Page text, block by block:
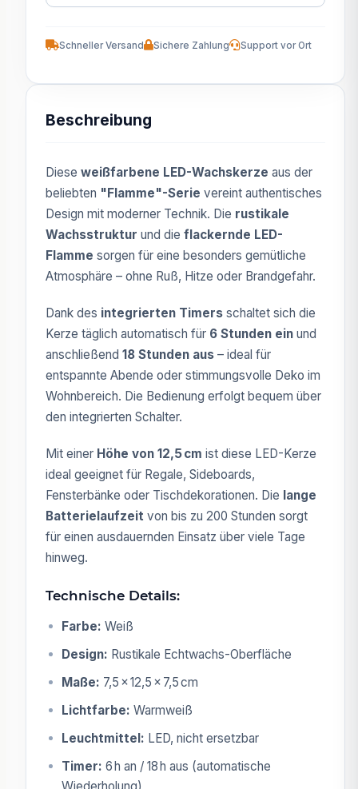
Schneller Versand Sichere Zahlung Support vor Ort
Beschreibung
Diese weißfarbene LED-Wachskerze aus der
beliebten "Flamme"-Serie vereint authentisches
Design mit moderner Technik. Die rustikale
Wachsstruktur und die flackernde LED-
Flamme sorgen für eine besonders gemütliche
Atmosphäre – ohne Ruß, Hitze oder Brandgefahr.
Dank des integrierten Timers schaltet sich die
Kerze täglich automatisch für 6 Stunden ein und
anschließend 18 Stunden aus – ideal für
entspannte Abende oder stimmungsvolle Deko im
Wohnbereich. Die Bedienung erfolgt bequem über
den integrierten Schalter.
Mit einer Höhe von 12,5 cm ist diese LED-Kerze
ideal geeignet für Regale, Sideboards,
Fensterbänke oder Tischdekorationen. Die lange
Batterielaufzeit von bis zu 200 Stunden sorgt
für einen ausdauernden Einsatz über viele Tage
hinweg.
Technische Details:
Farbe: Weiß
Design: Rustikale Echtwachs-Oberfläche
Maße: 7,5 × 12,5 × 7,5 cm
Lichtfarbe: Warmweiß
Leuchtmittel: LED, nicht ersetzbar
Timer: 6 h an / 18 h aus (automatische